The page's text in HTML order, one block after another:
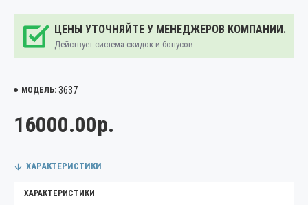
ЦЕНЫ УТОЧНЯЙТЕ У МЕНЕДЖЕРОВ КОМПАНИИ.
Действует система скидок и бонусов
МОДЕЛЬ: 3637
16000.00р.
ХАРАКТЕРИСТИКИ
ХАРАКТЕРИСТИКИ